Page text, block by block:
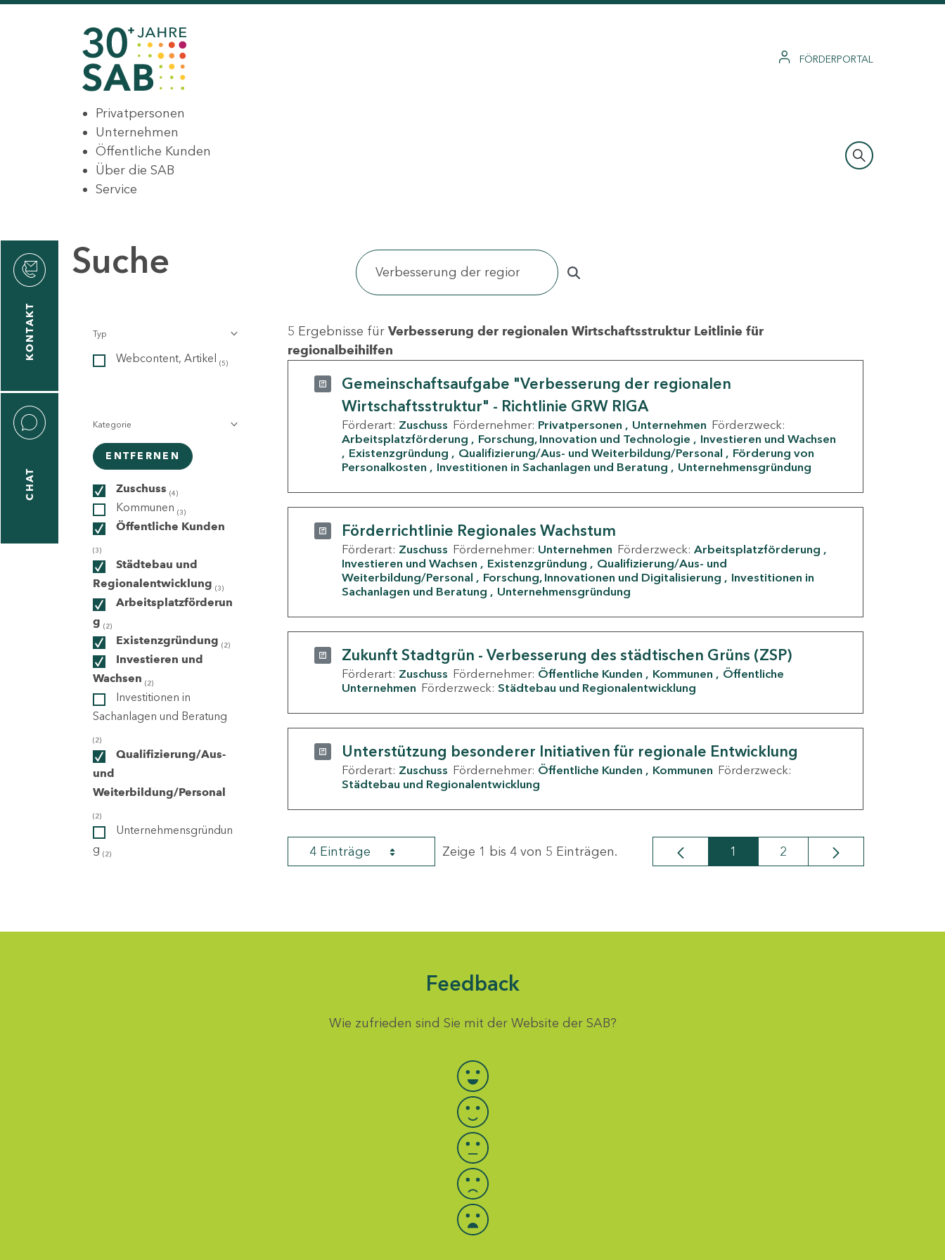
FÖRDERPORTAL
Privatpersonen
Unternehmen
Öffentliche Kunden
Über die SAB
Service
KONTAKT
CHAT
Suche
Typ
Webcontent, Artikel (5)
Kategorie
ENTFERNEN
Zuschuss (4)
Kommunen (3)
Öffentliche Kunden
(3)
Städtebau und
Regionalentwicklung (3)
Arbeitsplatzförderun
g (2)
Existenzgründung (2)
Investieren und
Wachsen (2)
Investitionen in
Sachanlagen und Beratung
(2)
Qualifizierung/Aus-
und
Weiterbildung/Personal
(2)
Unternehmensgründun
g (2)
5 Ergebnisse für Verbesserung der regionalen Wirtschaftsstruktur Leitlinie für
regionalbeihilfen
Gemeinschaftsaufgabe "Verbesserung der regionalen
Wirtschaftsstruktur" - Richtlinie GRW RIGA
Förderart: Zuschuss Fördernehmer: Privatpersonen Unternehmen Förderzweck:
Arbeitsplatzförderung
Forschung, Innovation und Technologie
Investieren und Wachsen
Existenzgründung
Qualifizierung/Aus- und Weiterbildung/Personal
Förderung von
Personalkosten
Investitionen in Sachanlagen und Beratung Unternehmensgründung
Förderrichtlinie Regionales Wachstum
Förderart: Zuschuss Fördernehmer: Unternehmen Förderzweck: Arbeitsplatzförderung
Investieren und Wachsen
Existenzgründung
Qualifizierung/Aus- und
Weiterbildung/Personal
Forschung, Innovationen und Digitalisierung
Investitionen in
Sachanlagen und Beratung
Unternehmensgründung
Zukunft Stadtgrün - Verbesserung des städtischen Grüns (ZSP)
Förderart: Zuschuss Fördernehmer: Öffentliche Kunden Kommunen
Öffentliche
Unternehmen Förderzweck: Städtebau und Regionalentwicklung
Unterstützung besonderer Initiativen für regionale Entwicklung
Förderart: Zuschuss Fördernehmer: Öffentliche Kunden Kommunen Förderzweck:
Städtebau und Regionalentwicklung
4 Einträge Zeige 1 bis 4 von 5 Einträgen. Seite
1 Seite
2
Feedback
Wie zufrieden sind Sie mit der Website der SAB?
Bewertung auswählen